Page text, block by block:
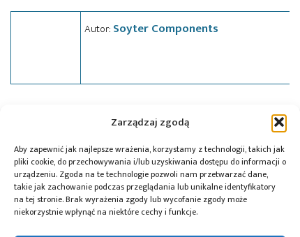
Zarządzaj zgodą
Aby zapewnić jak najlepsze wrażenia, korzystamy z technologii, takich jak
pliki cookie, do przechowywania i/lub uzyskiwania dostępu do informacji o
urządzeniu. Zgoda na te technologie pozwoli nam przetwarzać dane,
takie jak zachowanie podczas przeglądania lub unikalne identyfikatory
na tej stronie. Brak wyrażenia zgody lub wycofanie zgody może
niekorzystnie wpłynąć na niektóre cechy i funkcje.
Autor: Soyter Components
news,Soyter
Przeczytaj również: